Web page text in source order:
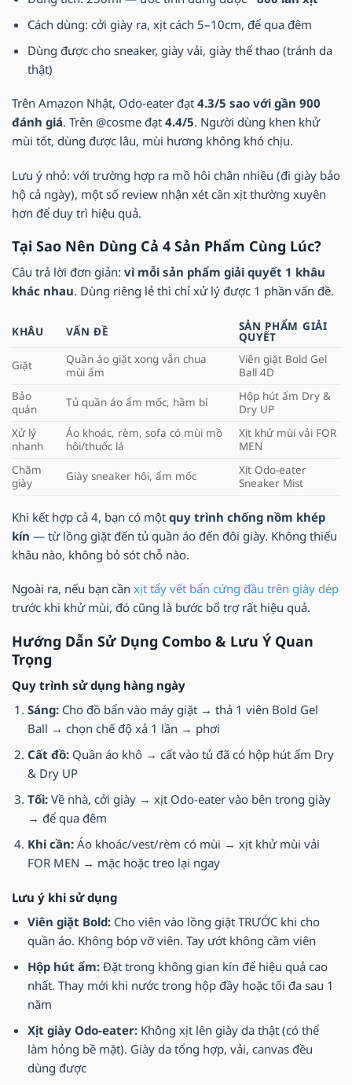
Cách dùng: cởi giày ra, xịt cách 5–10cm, để qua đêm
Dùng được cho sneaker, giày vải, giày thể thao (tránh da
thật)
Trên Amazon Nhật, Odo-eater đạt 4.3/5 sao với gần 900
đánh giá. Trên @cosme đạt 4.4/5. Người dùng khen khử
mùi tốt, dùng được lâu, mùi hương không khó chịu.
Lưu ý nhỏ: với trường hợp ra mồ hôi chân nhiều (đi giày bảo
hộ cả ngày), một số review nhận xét cần xịt thường xuyên
hơn để duy trì hiệu quả.
Tại Sao Nên Dùng Cả 4 Sản Phẩm Cùng Lúc?
Câu trả lời đơn giản: vì mỗi sản phẩm giải quyết 1 khâu
khác nhau. Dùng riêng lẻ thì chỉ xử lý được 1 phần vấn đề.
KHÂU VẤN ĐỀ SẢN PHẨM GIẢI
QUYẾT
Giặt
Quần áo giặt xong vẫn chua
mùi ẩm
Viên giặt Bold Gel
Ball 4D
Bảo
quản
Tủ quần áo ẩm mốc, hầm bí
Hộp hút ẩm Dry &
Dry UP
Xử lý
nhanh
Áo khoác, rèm, sofa có mùi mồ
hôi/thuốc lá
Xịt khử mùi vải FOR
MEN
Chăm
giày
Giày sneaker hôi, ẩm mốc
Xịt Odo-eater
Sneaker Mist
Khi kết hợp cả 4, bạn có một quy trình chống nồm khép
kín — từ lồng giặt đến tủ quần áo đến đôi giày. Không thiếu
khâu nào, không bỏ sót chỗ nào.
Ngoài ra, nếu bạn cần xịt tẩy vết bẩn cứng đầu trên giày dép
trước khi khử mùi, đó cũng là bước bổ trợ rất hiệu quả.
Hướng Dẫn Sử Dụng Combo & Lưu Ý Quan
Trọng
Quy trình sử dụng hàng ngày
Sáng:Cho đồ bẩn vào máy giặt → thả 1 viên Bold Gel
Ball → chọn chế độ xả 1 lần → phơi
Cất đồ:Quần áo khô → cất vào tủ đã có hộp hút ẩm Dry
& Dry UP
Tối:Về nhà, cởi giày → xịt Odo-eater vào bên trong giày
→ để qua đêm
Khi cần:Áo khoác/vest/rèm có mùi → xịt khử mùi vải
FOR MEN → mặc hoặc treo lại ngay
Lưu ý khi sử dụng
Viên giặt Bold:Cho viên vào lồng giặt TRƯỚC khi cho
quần áo. Không bóp vỡ viên. Tay ướt không cầm viên
Hộp hút ẩm:Đặt trong không gian kín để hiệu quả cao
nhất. Thay mới khi nước trong hộp đầy hoặc tối đa sau 1
năm
Xịt giày Odo-eater:Không xịt lên giày da thật (có thể
làm hỏng bề mặt). Giày da tổng hợp, vải, canvas đều
dùng được